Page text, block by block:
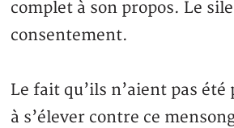
complet à son propos. Le
consentement.
Le fait qu’ils n’aient pas
à s’élever contre ce